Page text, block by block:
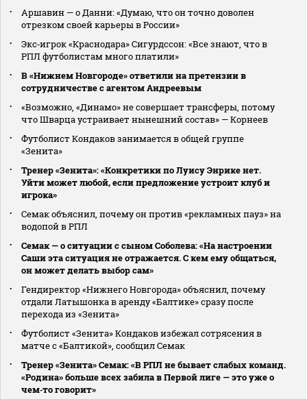
Аршавин — о Данни: «Думаю, что он точно доволен
отрезком своей карьеры в России»
Экс‑игрок «Краснодара» Сигурдссон: «Все знают, что в
РПЛ футболистам много платили»
В «Нижнем Новгороде» ответили на претензии в
сотрудничестве с агентом Андреевым
«Возможно, «Динамо» не совершает трансферы, потому
что Шварца устраивает нынешний состав» — Корнеев
Футболист Кондаков занимается в общей группе
«Зенита»
Тренер «Зенита»: «Конкретики по Луису Энрике нет.
Уйти может любой, если предложение устроит клуб и
игрока»
Семак объяснил, почему он против «рекламных пауз» на
водопой в РПЛ
Семак — о ситуации с сыном Соболева: «На настроении
Саши эта ситуация не отражается. С кем ему общаться,
он может делать выбор сам»
Гендиректор «Нижнего Новгорода» объяснил, почему
отдали Латышонка в аренду «Балтике» сразу после
перехода из «Зенита»
Футболист «Зенита» Кондаков избежал сотрясения в
матче с «Балтикой», сообщил Семак
Тренер «Зенита» Семак: «В РПЛ не бывает слабых команд.
«Родина» больше всех забила в Первой лиге — это уже о
чем‑то говорит»